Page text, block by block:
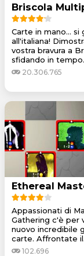
Briscola
Carte in mano... si
all'italiana!
vostra bravura a
sfidando in
20.306.765
Ethereal
Appassionati di
Gathering c'è per
nuovo incredibile
carte. Affrontate
102.696